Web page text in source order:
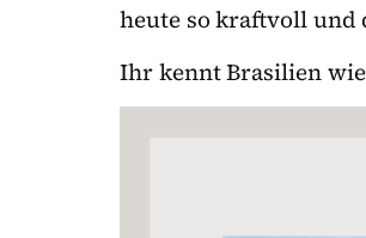
heute so kraftvoll und
Ihr kennt Brasilien